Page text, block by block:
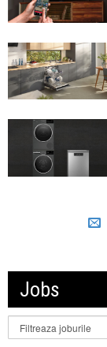
Jobs